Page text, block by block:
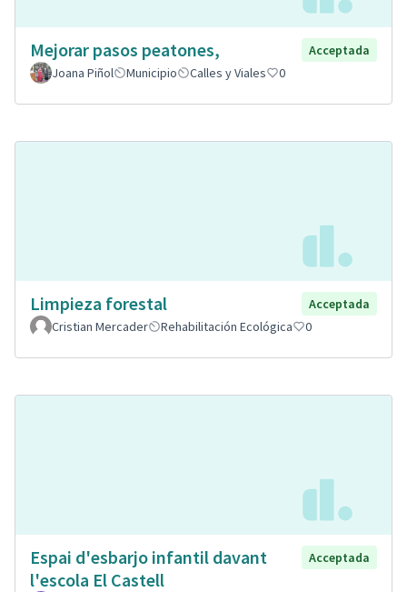
Mejorar pasos peatones,
Acceptada
Joana Piñol
Municipio Calles y Viales 0
Limpieza forestal
Acceptada
Cristian Mercader
Rehabilitación Ecológica 0
Espai d'esbarjo infantil davant
l'escola El Castell
Acceptada